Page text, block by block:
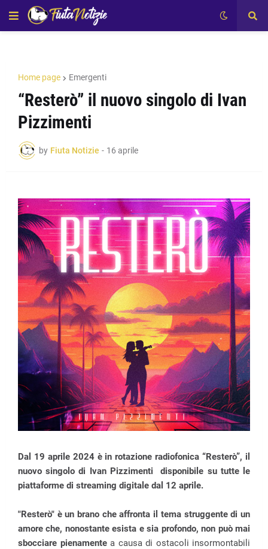
Home page Emergenti
“Resterò” il nuovo singolo di Ivan
Pizzimenti
by Fiuta Notizie - 16 aprile
Dal 19 aprile 2024 è in rotazione radiofonica “Resterò”, il
nuovo singolo di Ivan Pizzimenti disponibile su tutte le
piattaforme di streaming digitale dal 12 aprile.
"Resterò" è un brano che affronta il tema struggente di un
amore che, nonostante esista e sia profondo, non può mai
sbocciare pienamentea causa di ostacoli insormontabili